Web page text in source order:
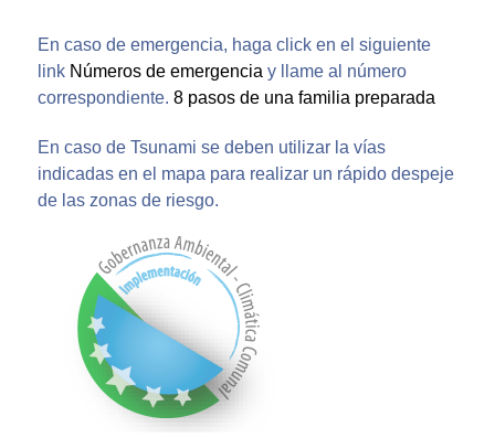
En caso de emergencia, haga click en el siguiente
link Números de emergencia y llame al número
correspondiente. 8 pasos de una familia preparada
En caso de Tsunami se deben utilizar la vías
indicadas en el mapa para realizar un rápido despeje
de las zonas de riesgo.